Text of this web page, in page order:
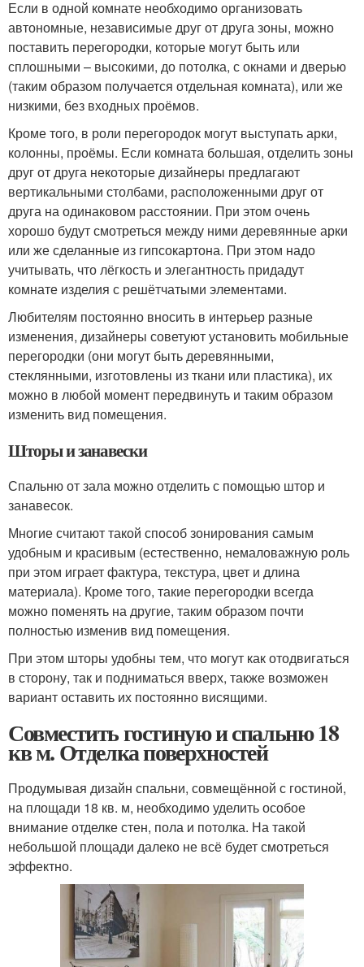
Если в одной комнате необходимо организовать
автономные, независимые друг от друга зоны, можно
поставить перегородки, которые могут быть или
сплошными – высокими, до потолка, с окнами и дверью
(таким образом получается отдельная комната), или же
низкими, без входных проёмов.
Кроме того, в роли перегородок могут выступать арки,
колонны, проёмы. Если комната большая, отделить зоны
друг от друга некоторые дизайнеры предлагают
вертикальными столбами, расположенными друг от
друга на одинаковом расстоянии. При этом очень
хорошо будут смотреться между ними деревянные арки
или же сделанные из гипсокартона. При этом надо
учитывать, что лёгкость и элегантность придадут
комнате изделия с решётчатыми элементами.
Любителям постоянно вносить в интерьер разные
изменения, дизайнеры советуют установить мобильные
перегородки (они могут быть деревянными,
стеклянными, изготовлены из ткани или пластика), их
можно в любой момент передвинуть и таким образом
изменить вид помещения.
Шторы и занавески
Спальню от зала можно отделить с помощью штор и
занавесок.
Многие считают такой способ зонирования самым
удобным и красивым (естественно, немаловажную роль
при этом играет фактура, текстура, цвет и длина
материала). Кроме того, такие перегородки всегда
можно поменять на другие, таким образом почти
полностью изменив вид помещения.
При этом шторы удобны тем, что могут как отодвигаться
в сторону, так и подниматься вверх, также возможен
вариант оставить их постоянно висящими.
Совместить гостиную и спальню 18
кв м. Отделка поверхностей
Продумывая дизайн спальни, совмещённой с гостиной,
на площади 18 кв. м, необходимо уделить особое
внимание отделке стен, пола и потолка. На такой
небольшой площади далеко не всё будет смотреться
эффектно.